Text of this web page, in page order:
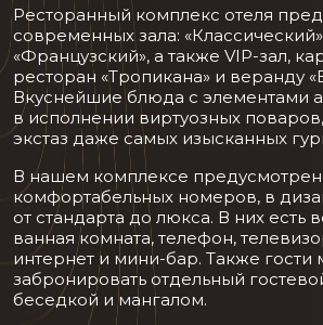
Ресторанный комплекс отеля
современных зала:
«Французский», а также VIP-зал,
ресторан «Тропикана» и веранду
Вкуснейшие блюда с элементами
в исполнении виртуозных
экстаз даже самых изысканных
В нашем комплексе
комфортабельных номеров, в
от стандарта до люкса. В них есть
ванная комната, телефон,
интернет и мини-бар. Также гости
забронировать отдельный
беседкой и мангалом.